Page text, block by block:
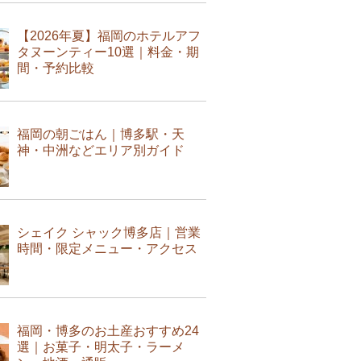
【2026年夏】福岡のホテルアフ
タヌーンティー10選｜料金・期
間・予約比較
福岡の朝ごはん｜博多駅・天
神・中洲などエリア別ガイド
シェイク シャック博多店｜営業
時間・限定メニュー・アクセス
福岡・博多のお土産おすすめ24
選｜お菓子・明太子・ラーメ